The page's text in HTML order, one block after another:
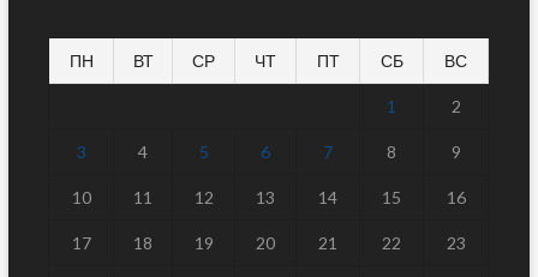
ПН ВТ СР ЧТ ПТ СБ ВС
1 2
3 4 5 6 7 8 9
10 11 12 13 14 15 16
17 18 19 20 21 22 23